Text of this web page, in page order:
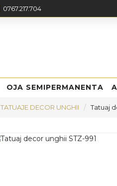
0767.217.704
OJA SEMIPERMANENTA
TATUAJE DECOR UNGHII Tatuaj